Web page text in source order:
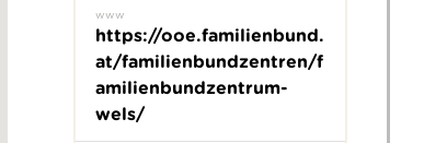
www
https://ooe.familienbund.
at/familienbundzentren/f
amilienbundzentrum-
wels/